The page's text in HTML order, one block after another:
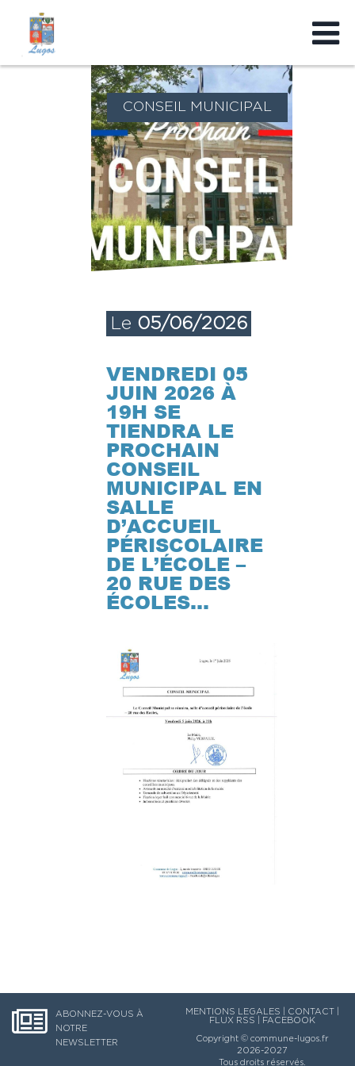
CONSEIL MUNICIPAL
Le 05/06/2026
VENDREDI 05
JUIN 2026 À
19H SE
TIENDRA LE
PROCHAIN
CONSEIL
MUNICIPAL EN
SALLE
D’ACCUEIL
PÉRISCOLAIRE
DE L’ÉCOLE –
20 RUE DES
ÉCOLES…
ABONNEZ-VOUS À
NOTRE
NEWSLETTER
MENTIONS LEGALES CONTACT
FLUX RSS
FACEBOOK
Copyright © commune-lugos.fr
2026-2027
Tous droits réservés.